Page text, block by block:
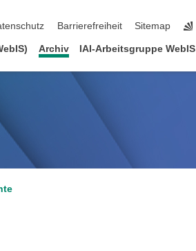
Barrierefreiheit Sitemap
Archiv IAI-Arbeitsgruppe WebIS